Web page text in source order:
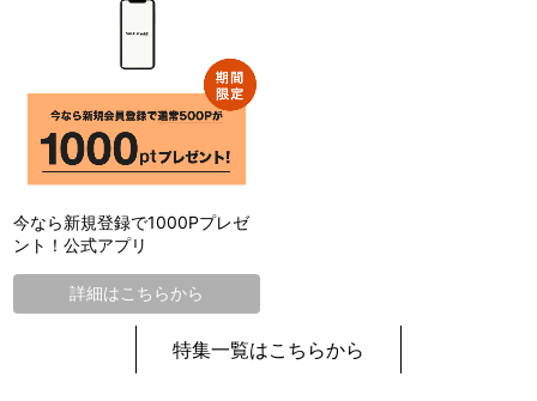
今なら新規登録で1000Pプレゼ
ント！公式アプリ
詳細はこちらから
特集一覧はこちらから